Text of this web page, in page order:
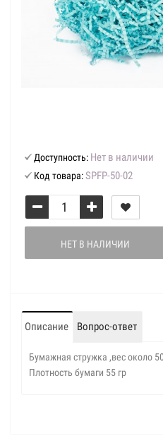
Доступность: Нет в наличии
Код товара:SPFP-50-02
НЕТ В НАЛИЧИИ
Описание Вопрос-ответ
Бумажная стружка ,вес около
Плотность бумаги 55 гр